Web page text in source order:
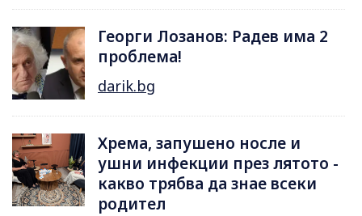
Георги Лозанов: Радев има 2
проблема!
darik.bg
Хрема, запушено носле и
ушни инфекции през лятотo -
какво трябва да знае всеки
родител